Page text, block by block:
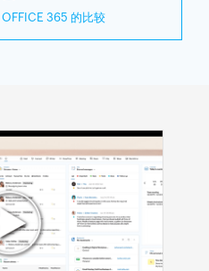
365 的比较